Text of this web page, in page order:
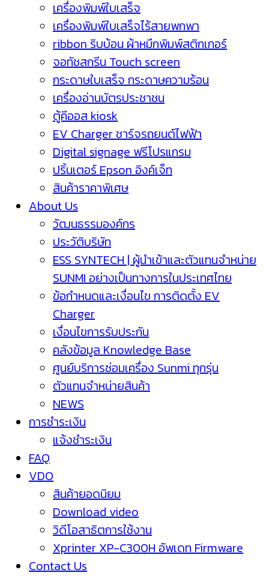
เครื่องพิมพ์ใบเสร็จ
เครื่องพิมพ์ใบเสร็จไร้สายพกพา
ribbon ริบบ้อน ผ้าหมึกพิมพ์สติกเกอร์
จอทัชสกรีน Touch screen
กระดาษใบเสร็จ กระดาษความร้อน
เครื่องอ่านบัตรประชาชน
ตู้คีออส kiosk
EV Charger ชาร์จรถยนต์ไฟฟ้า
Digital signage ฟรีโปรแกรม
ปริ้นเตอร์ Epson อิงค์เจ็ท
สินค้าราคาพิเศษ
About Us
วัฒนธรรมองค์กร
ประวัติบริษัท
ESS SYNTECH | ผู้นำเข้าและตัวแทนจำหน่าย
SUNMI อย่างเป็นทางการในประเทศไทย
ข้อกำหนดและเงื่อนไข การติดตั้ง EV
Charger
เงื่อนไขการรับประกัน
คลังข้อมูล Knowledge Base
ศูนย์บริการซ่อมเครื่อง Sunmi ทุกรุ่น
ตัวแทนจำหน่ายสินค้า
NEWS
การชำระเงิน
แจ้งชำระเงิน
FAQ
VDO
สินค้ายอดนิยม
Download video
วิดีโอสาธิตการใช้งาน
Xprinter XP-C300H อัพเดท Firmware
Contact Us